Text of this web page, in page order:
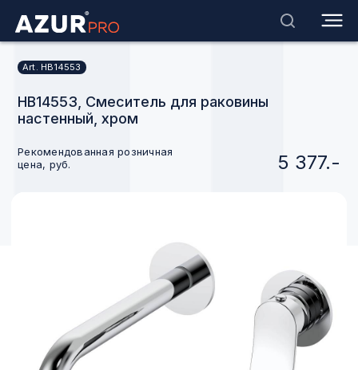
Art. HB14553
HB14553, Смеситель для раковины
настенный, хром
Рекомендованная розничная
цена, руб.
5 377.-